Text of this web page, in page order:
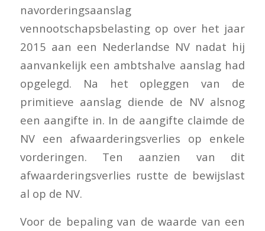
navorderingsaanslag
vennootschapsbelasting op over het jaar
2015 aan een Nederlandse NV nadat hij
aanvankelijk een ambtshalve aanslag had
opgelegd. Na het opleggen van de
primitieve aanslag diende de NV alsnog
een aangifte in. In de aangifte claimde de
NV een afwaarderingsverlies op enkele
vorderingen. Ten aanzien van dit
afwaarderingsverlies rustte de bewijslast
al op de NV.
Voor de bepaling van de waarde van een